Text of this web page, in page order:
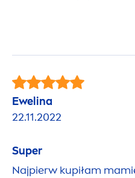
Ewelina
22.11.2022
Super
Najpierw kupiłam